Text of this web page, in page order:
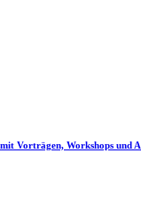
Vorträgen, Workshops und